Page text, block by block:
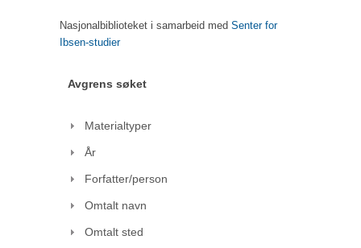
Nasjonalbiblioteket i samarbeid med Senter for
Ibsen-studier
Avgrens søket
Materialtyper
År
Forfatter/person
Omtalt navn
Omtalt sted